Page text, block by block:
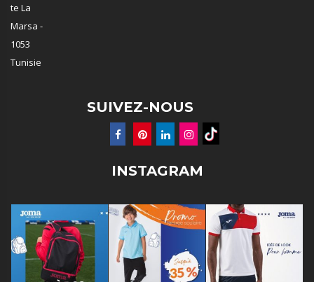
te La
Marsa -
1053
Tunisie
SUIVEZ-NOUS
INSTAGRAM